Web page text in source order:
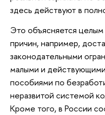
здесь действуют в
Это объясняется
причин, например,
законодательными
малыми и
пособиями по
неразвитой системой
Кроме того, в России